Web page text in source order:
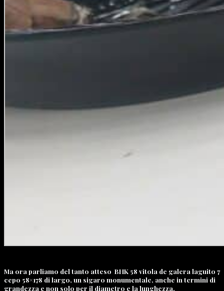
Ma ora parliamo del tanto atteso BHK 58 vitola de galera laguito 7
cepo 58×178 di largo, un sigaro monumentale, anche in termini di
grandezza e non solo per il diametro e la lunghezza.